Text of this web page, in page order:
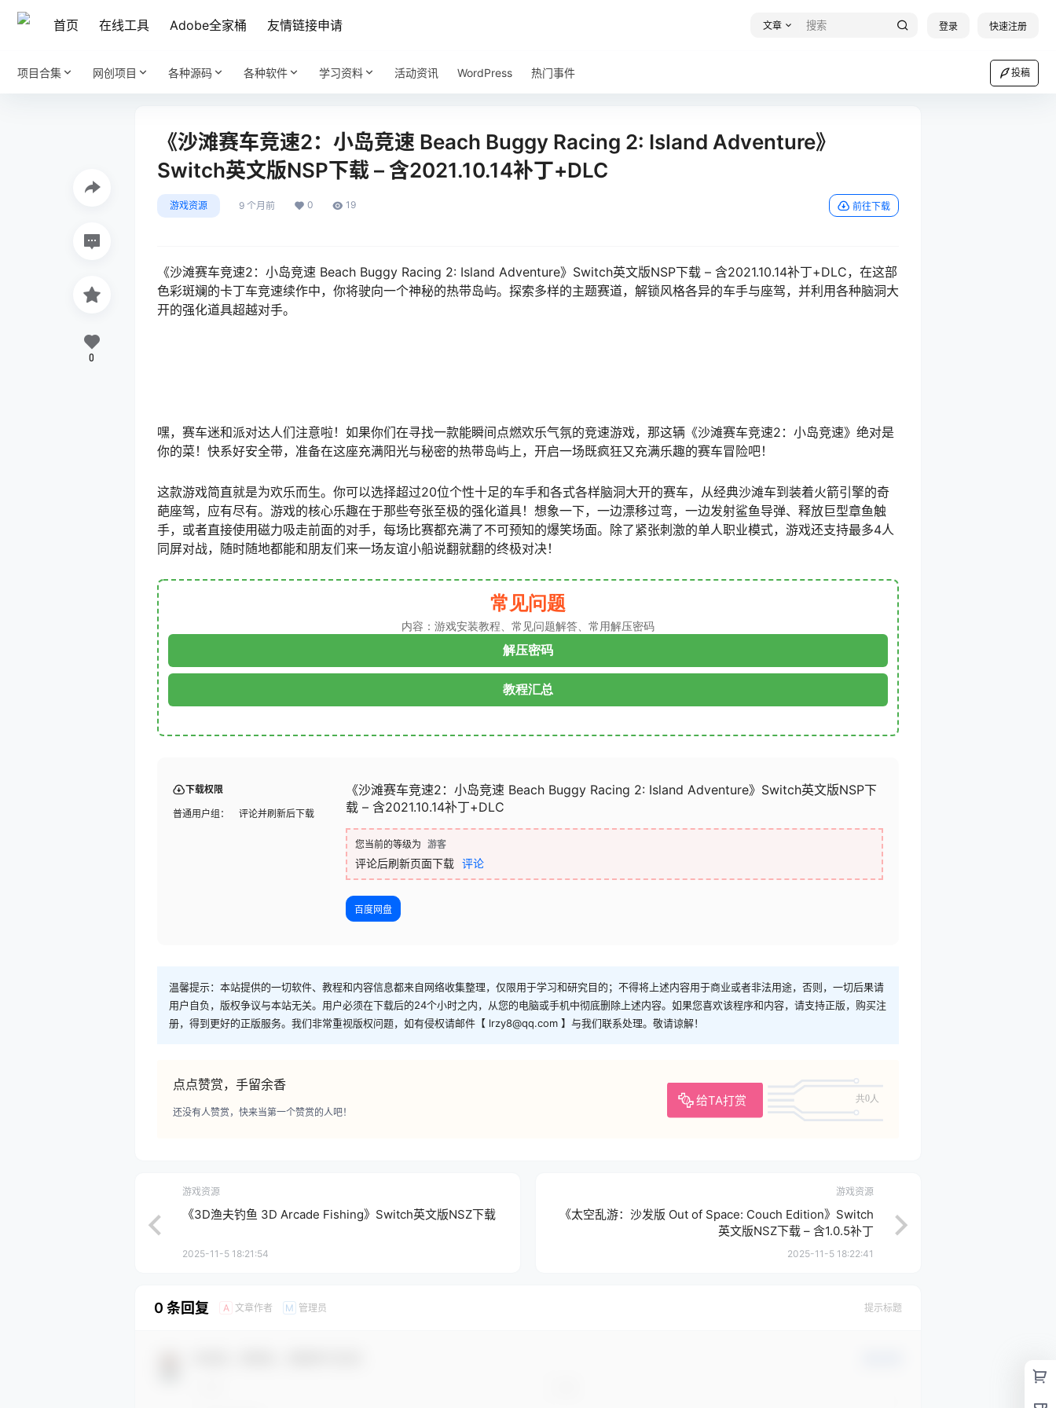
首页 在线工具 Adobe全家桶 友情链接申请 文章 登录 快速注册
项目合集 网创项目 各种源码 各种软件 学习资料 活动资讯 WordPress 热门事件 投稿
《沙滩赛车竞速2：小岛竞速 Beach Buggy Racing 2: Island Adventure》
Switch英文版NSP下载 – 含2021.10.14补丁+DLC
游戏资源 9 个月前 0 19 前往下载
《沙滩赛车竞速2：小岛竞速 Beach Buggy Racing 2: Island Adventure》Switch英文版NSP下载 – 含2021.10.14补丁+DLC，在这部
色彩斑斓的卡丁车竞速续作中，你将驶向一个神秘的热带岛屿。探索多样的主题赛道，解锁风格各异的车手与座驾，并利用各种脑洞大
开的强化道具超越对手。
嘿，赛车迷和派对达人们注意啦！如果你们在寻找一款能瞬间点燃欢乐气氛的竞速游戏，那这辆《沙滩赛车竞速2：小岛竞速》绝对是
你的菜！快系好安全带，准备在这座充满阳光与秘密的热带岛屿上，开启一场既疯狂又充满乐趣的赛车冒险吧！
这款游戏简直就是为欢乐而生。你可以选择超过20位个性十足的车手和各式各样脑洞大开的赛车，从经典沙滩车到装着火箭引擎的奇
葩座驾，应有尽有。游戏的核心乐趣在于那些夸张至极的强化道具！想象一下，一边漂移过弯，一边发射鲨鱼导弹、释放巨型章鱼触
手，或者直接使用磁力吸走前面的对手，每场比赛都充满了不可预知的爆笑场面。除了紧张刺激的单人职业模式，游戏还支持最多4人
同屏对战，随时随地都能和朋友们来一场友谊小船说翻就翻的终极对决！
常见问题
内容：游戏安装教程、常见问题解答、常用解压密码
解压密码
教程汇总
下载权限
普通用户组： 评论并刷新后下载
《沙滩赛车竞速2：小岛竞速 Beach Buggy Racing 2: Island Adventure》Switch英文版NSP下
载 – 含2021.10.14补丁+DLC
您当前的等级为 游客
评论后刷新页面下载 评论
百度网盘
温馨提示：本站提供的一切软件、教程和内容信息都来自网络收集整理，仅限用于学习和研究目的；不得将上述内容用于商业或者非法用途，否则，一切后果请
用户自负，版权争议与本站无关。用户必须在下载后的24个小时之内，从您的电脑或手机中彻底删除上述内容。如果您喜欢该程序和内容，请支持正版，购买注
册，得到更好的正版服务。我们非常重视版权问题，如有侵权请邮件【 lrzy8@qq.com 】与我们联系处理。敬请谅解！
点点赞赏，手留余香
给TA打赏 共0人
还没有人赞赏，快来当第一个赞赏的人吧！
0
游戏资源
《3D渔夫钓鱼 3D Arcade Fishing》Switch英文版NSZ下载
2025-11-5 18:21:54
游戏资源
《太空乱游：沙发版 Out of Space: Couch Edition》Switch
英文版NSZ下载 – 含1.0.5补丁
2025-11-5 18:22:41
0 条回复 A 文章作者 M 管理员 提示标题